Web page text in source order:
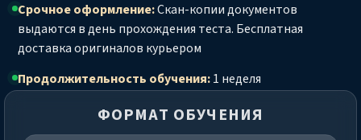
Срочное оформление:Скан-копии документов
выдаются в день прохождения теста. Бесплатная
доставка оригиналов курьером
Продолжительность обучения:1 неделя
ФОРМАТ ОБУЧЕНИЯ